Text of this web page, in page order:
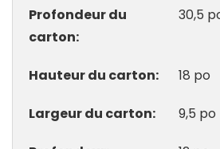
Profondeur du
carton
30,5
Hauteur du carton 18 po
Largeur du carton 9,5 po